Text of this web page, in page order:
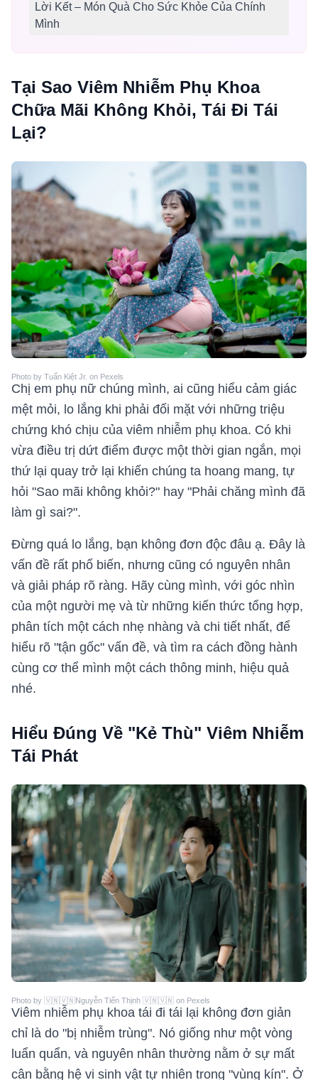
Lời Kết – Món Quà Cho Sức Khỏe Của Chính
Mình
Tại Sao Viêm Nhiễm Phụ Khoa
Chữa Mãi Không Khỏi, Tái Đi Tái
Lại?
Photo by Tuấn Kiệt Jr. on Pexels
Chị em phụ nữ chúng mình, ai cũng hiểu cảm giác
mệt mỏi, lo lắng khi phải đối mặt với những triệu
chứng khó chịu của viêm nhiễm phụ khoa. Có khi
vừa điều trị dứt điểm được một thời gian ngắn, mọi
thứ lại quay trở lại khiến chúng ta hoang mang, tự
hỏi "Sao mãi không khỏi?" hay "Phải chăng mình đã
làm gì sai?".
Đừng quá lo lắng, bạn không đơn độc đâu ạ. Đây là
vấn đề rất phổ biến, nhưng cũng có nguyên nhân
và giải pháp rõ ràng. Hãy cùng mình, với góc nhìn
của một người mẹ và từ những kiến thức tổng hợp,
phân tích một cách nhẹ nhàng và chi tiết nhất, để
hiểu rõ "tận gốc" vấn đề, và tìm ra cách đồng hành
cùng cơ thể mình một cách thông minh, hiệu quả
nhé.
Hiểu Đúng Về "Kẻ Thù" Viêm Nhiễm
Tái Phát
Photo by 🇻🇳🇻🇳Nguyễn Tiến Thịnh 🇻🇳🇻🇳 on Pexels
Viêm nhiễm phụ khoa tái đi tái lại không đơn giản
chỉ là do "bị nhiễm trùng". Nó giống như một vòng
luẩn quẩn, và nguyên nhân thường nằm ở sự mất
cân bằng hệ vi sinh vật tự nhiên trong "vùng kín". Ở